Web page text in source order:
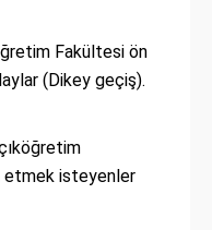
Fakültesi ön
(Dikey geçiş).
etmek isteyenler